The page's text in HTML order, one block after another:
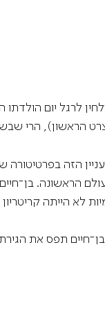
לרגל יום
הראשון), הרי
הבחירה של בן־חיים שלא להזכיר
הראשונה.
לא הייתה
תפס את